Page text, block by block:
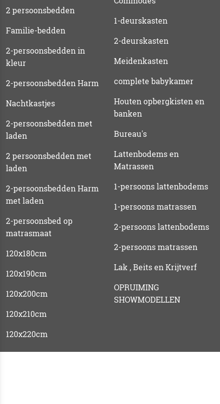
2 persoonsbedden
Familie-bedden
2-persoonsbedden in
kleur
2-persoonsbedden Harm
Nachtkastjes
2-persoonsbedden met
laden
2 persoonsbedden met
laden
2-persoonsbedden Harm
met laden
2-persoonsbed op
matrasmaat
120x180cm
120x190cm
120x200cm
120x210cm
120x220cm
1-deurskasten
2-deurskasten
Meidenkasten
complete babykamer
Houten opbergkisten en
banken
Bureau's
Lattenbodems en
Matrassen
1-persoons lattenbodems
1-persoons matrassen
2-persoons lattenbodems
2-persoons matrassen
Lak , Beits en Krijtverf
OPRUIMING
SHOWMODELLEN